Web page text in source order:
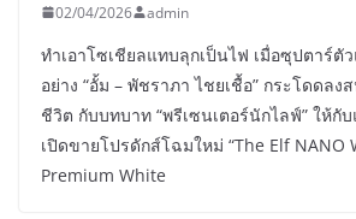
02/04/2026 admin
ทำเอาโซเชียลแทบลุกเป็นไฟ เมื่อซุปตาร์ตั
อย่าง “อั้ม – พัชราภา ไชยเชื้อ” กระโดดล
ชีวิต กับบทบาท “พรีเซนเตอร์นักไลฟ์” ให้กั
เปิดขายโปรดักส์โฉมใหม่ “The Elf NANO
Premium White